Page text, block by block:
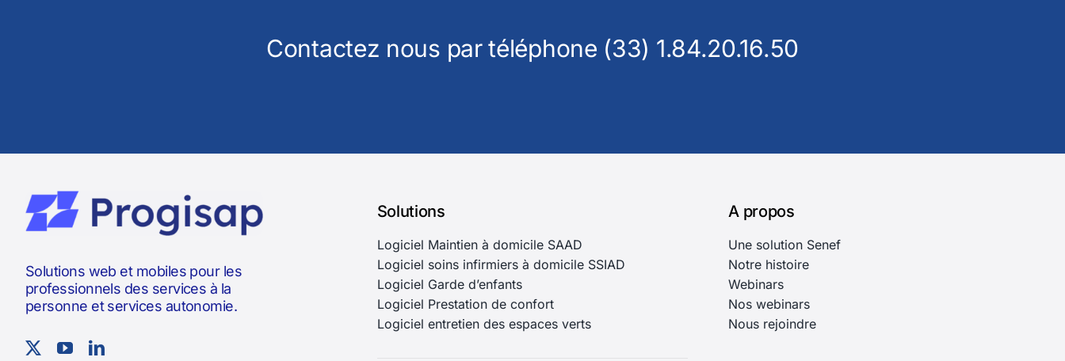
Contactez nous par téléphone (33) 1.84.20.16.50
Solutions web et mobiles pour les
professionnels des services à la
personne et services autonomie.
Solutions
Logiciel Maintien à domicile SAAD
Logiciel soins infirmiers à domicile SSIAD
Logiciel Garde d’enfants
Logiciel Prestation de confort
Logiciel entretien des espaces verts
A propos
Une solution Senef
Notre histoire
Webinars
Nos webinars
Nous rejoindre